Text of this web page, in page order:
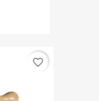
favorite_border